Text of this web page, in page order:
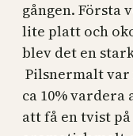
gången. Första
lite platt och
blev det en
Pilsnermalt
ca 10%
att få en tvist